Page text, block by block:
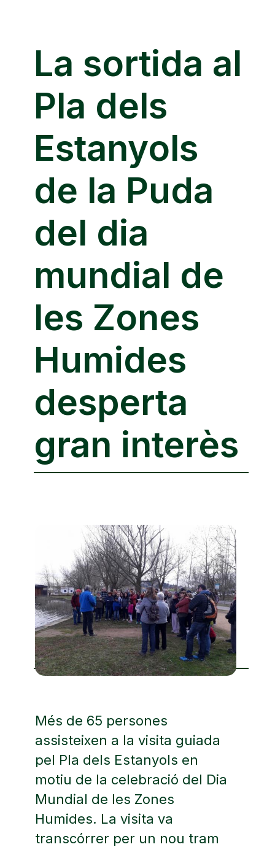
La sortida al
Pla dels
Estanyols
de la Puda
del dia
mundial de
les Zones
Humides
desperta
gran interès
Més de 65 persones
assisteixen a la visita guiada
pel Pla dels Estanyols en
motiu de la celebració del Dia
Mundial de les Zones
Humides. La visita va
transcórrer per un nou tram